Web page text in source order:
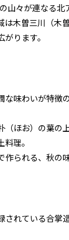
山々が連なる北
は木曽三川（木
ります。
な味わいが特徴
（ほお）の葉の
理。
作られる、秋の
されている合掌